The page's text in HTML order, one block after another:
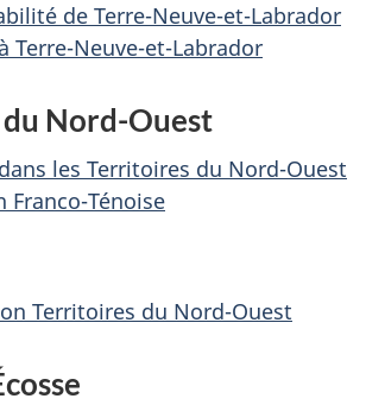
de Terre-Neuve-et-Labrador
Terre-Neuve-et-Labrador
Nord-Ouest
les Territoires du Nord-Ouest
Franco-Ténoise
Territoires du Nord-Ouest